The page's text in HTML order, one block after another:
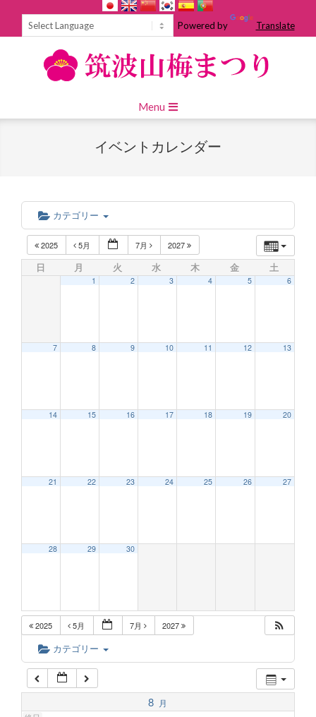
Powered by Translate
Navigation
Menu
イベントカレンダー
カテゴリー
2025 5月 7月 2027
日 月 火 水 木 金 土
1 2 3 4 5 6
7 8 9 10 11 12 13
14 15 16 17 18 19 20
21 22 23 24 25 26 27
28 29 30
2025 5月 7月 2027
カテゴリー
8 月
2:00 AM
6:00 AM
7:00 AM